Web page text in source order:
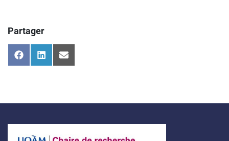
Partager
Share
on
Share
on
Share
on